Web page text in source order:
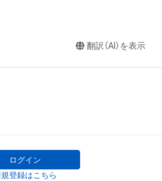
翻訳（AI）を表示
ログイン
規登録はこちら